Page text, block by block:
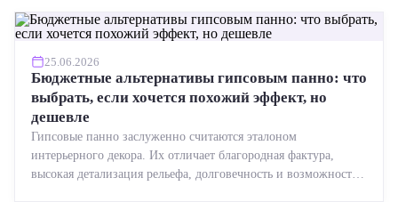
25.06.2026
Бюджетные альтернативы гипсовым панно: что
выбрать, если хочется похожий эффект, но
дешевле
Гипсовые панно заслуженно считаются эталоном
интерьерного декора. Их отличает благородная фактура,
высокая детализация рельефа, долговечность и возможность